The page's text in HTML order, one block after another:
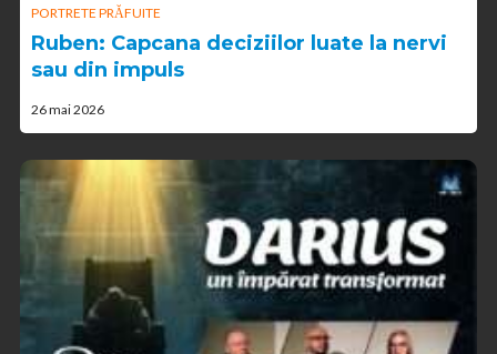
PORTRETE PRĂFUITE
Ruben: Capcana deciziilor luate la nervi
sau din impuls
26 mai 2026